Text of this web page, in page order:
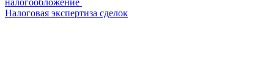
налогообложение
Налоговая экспертиза сделок